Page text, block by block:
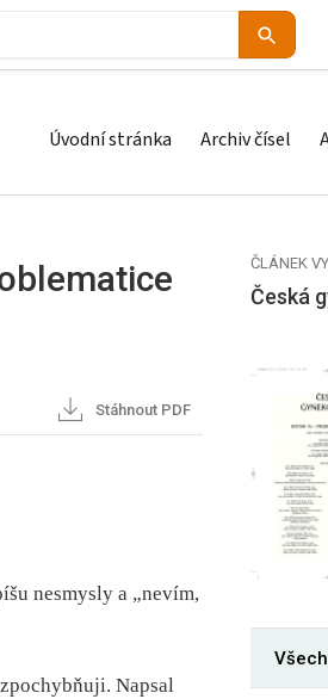
Úvodní stránka Archiv čísel
Stáhnout PDF
nesmysly a „nevím,
Napsal
ČLÁNEK
Česká